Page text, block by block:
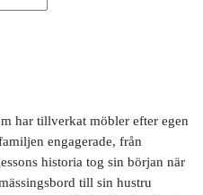
har tillverkat möbler efter egen
engagerade, från
historia tog sin början när
till sin hustru